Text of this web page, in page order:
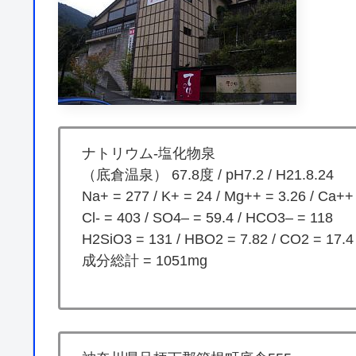
ナトリウム-塩化物泉
（底倉温泉） 67.8度 / pH7.2 / H21.8.24
Na+ = 277 / K+ = 24 / Mg++ = 3.26 /
Cl- = 403 / SO4– = 59.4 / HCO3– = 118
H2SiO3 = 131 / HBO2 = 7.82 / CO2 = 17.4
成分総計 = 1051mg